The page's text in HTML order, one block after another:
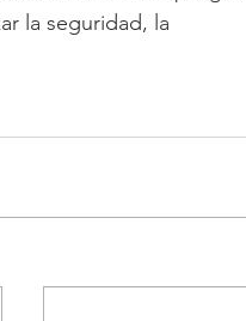
la seguridad, la